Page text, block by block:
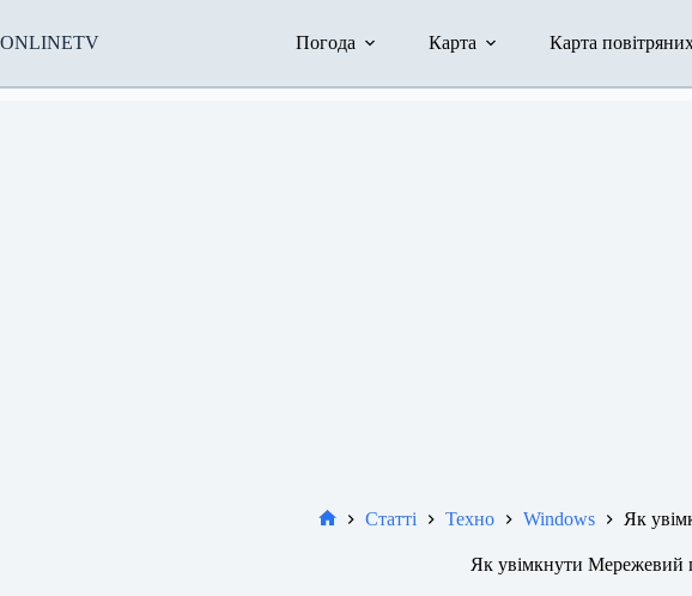
вмісту
ONLINETV Погода Карта Карта
Статті Техно Windows Як
Як увімкнути Мережевий